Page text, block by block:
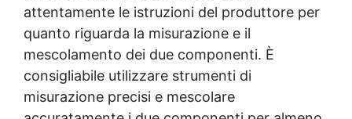
attentamente le istruzioni del produttore per
quanto riguarda la misurazione e il
mescolamento dei due componenti. È
consigliabile utilizzare strumenti di
misurazione precisi e mescolare